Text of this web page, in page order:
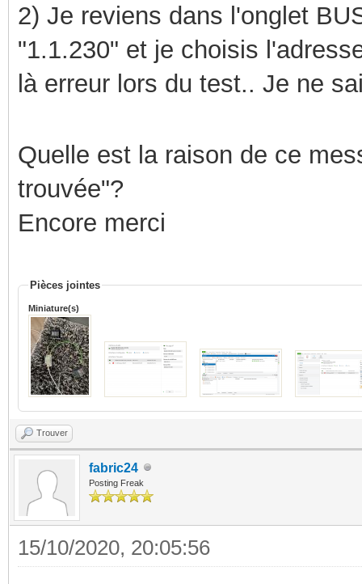
2) Je reviens dans l'onglet
"1.1.230" et je choisis
là erreur lors du test.. Je ne
Quelle est la raison de ce
trouvée"?
Encore merci
Pièces jointes
Miniature(s)
Trouver
fabric24
Posting Freak
15/10/2020, 20:05:56